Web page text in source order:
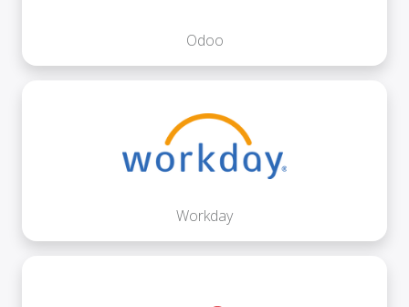
Odoo
Workday